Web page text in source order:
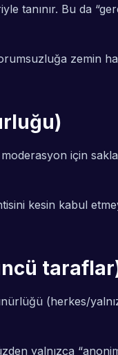
tanınır. Bu da
zemin
için
kesin kabul
(herkes/
yalnızca